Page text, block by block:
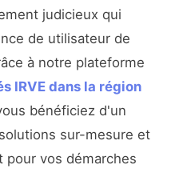
judicieux qui
de utilisateur de
à notre plateforme
IRVE dans la région
bénéficiez d'un
sur-mesure et
pour vos démarches